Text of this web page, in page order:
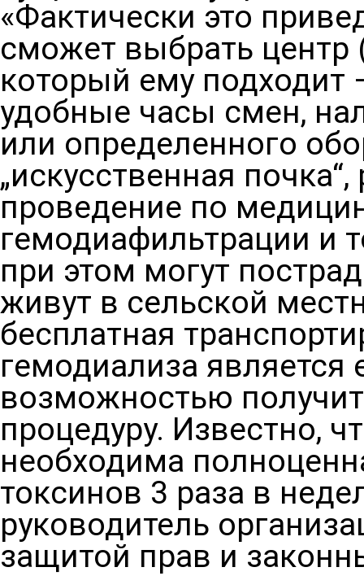
«Фактически это
сможет выбрать центр
который ему подходит
удобные часы смен,
или определенного
„искусственная
проведение по
гемодиафильтрации и
при этом могут
живут в сельской
бесплатная
гемодиализа является
возможностью
процедуру. Известно,
необходима
токсинов 3 раза в
руководитель
защитой прав и